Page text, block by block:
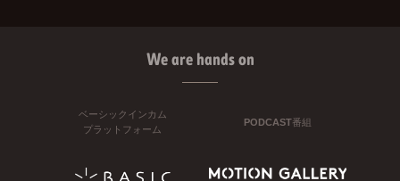
We are hands on
ベーシックインカム
プラットフォーム
PODCAST番組